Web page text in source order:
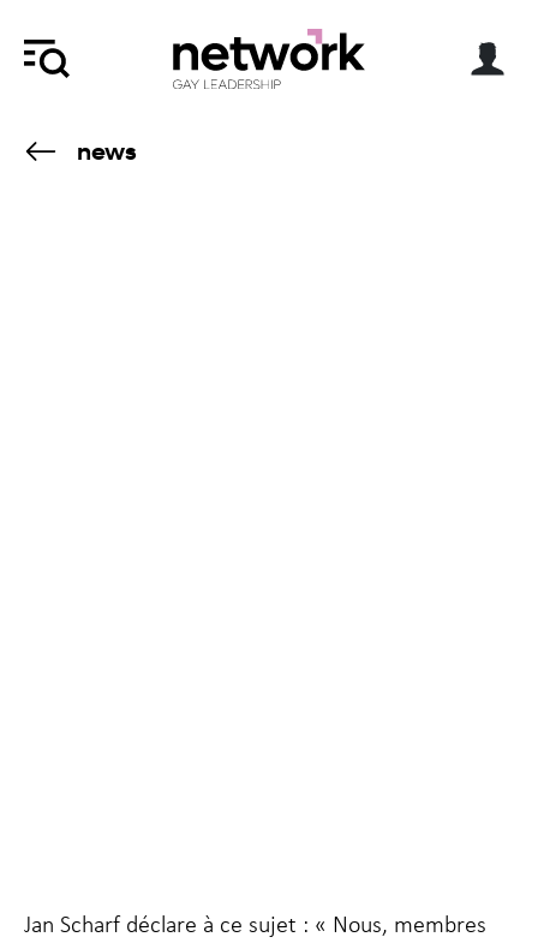
news
Jan Scharf déclare à ce sujet : « Nous, membres
du site Web.